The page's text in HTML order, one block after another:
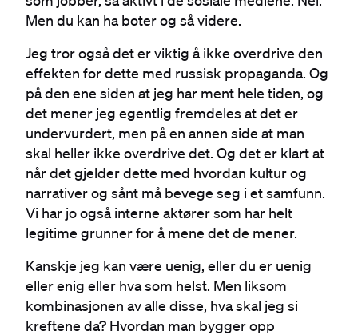
Men du kan ha boter og så videre.
Jeg tror også det er viktig å ikke overdrive den
effekten for dette med russisk propaganda. Og
på den ene siden at jeg har ment hele tiden, og
det mener jeg egentlig fremdeles at det er
undervurdert, men på en annen side at man
skal heller ikke overdrive det. Og det er klart at
når det gjelder dette med hvordan kultur og
narrativer og sånt må bevege seg i et samfunn.
Vi har jo også interne aktører som har helt
legitime grunner for å mene det de mener.
Kanskje jeg kan være uenig, eller du er uenig
eller enig eller hva som helst. Men liksom
kombinasjonen av alle disse, hva skal jeg si
kreftene da? Hvordan man bygger opp